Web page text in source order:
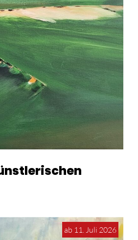
ab 11. Juli 2026